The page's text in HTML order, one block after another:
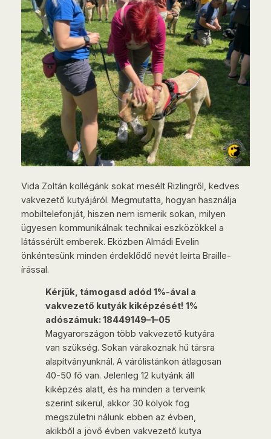
Vida Zoltán kollégánk sokat mesélt Rizlingről, kedves
vakvezető kutyájáról. Megmutatta, hogyan használja
mobiltelefonját, hiszen nem ismerik sokan, milyen
ügyesen kommunikálnak technikai eszközökkel a
látássérült emberek. Eközben Almádi Evelin
önkéntesünk minden érdeklődő nevét leírta Braille-
írással.
Kérjük, támogasd adód 1%-ával a
vakvezető kutyák kiképzését! 1%
adószámuk: 18449149–1–05
Magyarországon több vakvezető kutyára
van szükség. Sokan várakoznak hű társra
alapítványunknál. A várólistánkon átlagosan
40-50 fő van. Jelenleg 12 kutyánk áll
kiképzés alatt, és ha minden a terveink
szerint sikerül, akkor 30 kölyök fog
megszületni nálunk ebben az évben,
akikből a jövő évben vakvezető kutya